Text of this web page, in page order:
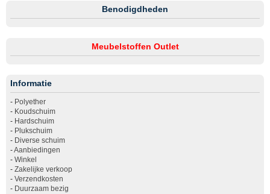
Benodigdheden
Meubelstoffen Outlet
Informatie
- Polyether
- Koudschuim
- Hardschuim
- Plukschuim
- Diverse schuim
-Aanbiedingen
- Winkel
- Zakelijke verkoop
- Verzendkosten
- Duurzaam bezig